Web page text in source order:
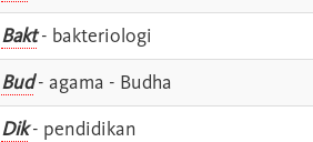
Bakt- bakteriologi
Bud- agama - Budha
Dik- pendidikan